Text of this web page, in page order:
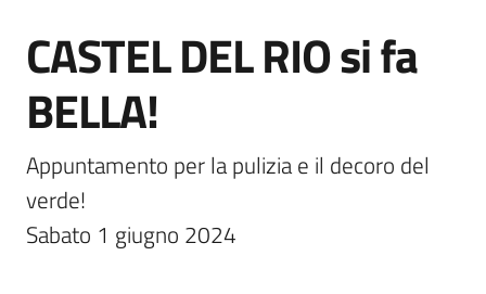
Amministrazione
Novità
Menu selezionato
Servizi
Vivere
Salta al contenuto
CASTEL DEL RIO si fa
BELLA!
Appuntamento per la pulizia e il decoro del
verde!
Sabato 1 giugno 2024